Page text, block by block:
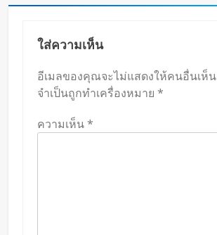
ใส่ความเห็น
อีเมลของคุณจะไม่แสดงให้คนอื่นเห็น
จำเป็นถูกทำเครื่องหมาย *
ความเห็น*